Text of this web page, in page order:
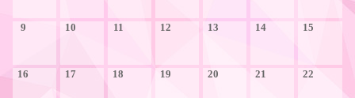
9 10 11 12 13 14 15
16 17 18 19 20 21 22